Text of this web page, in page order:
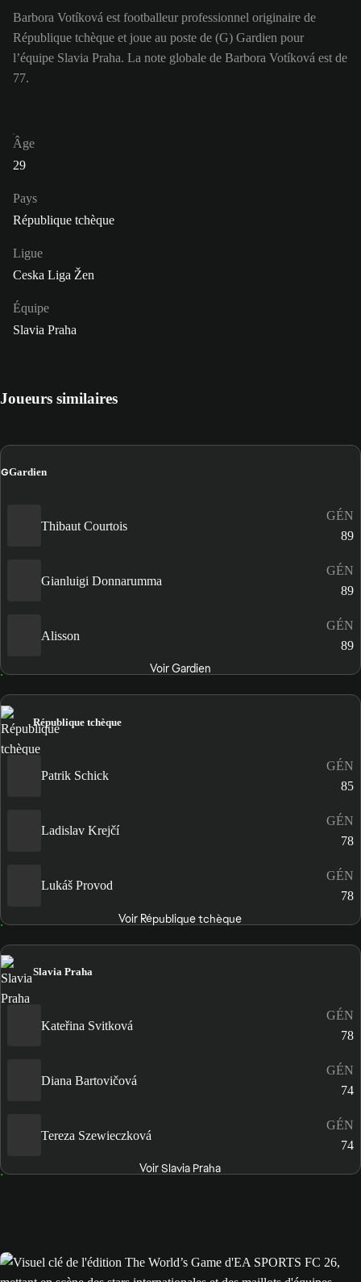
Barbora Votíková est footballeur professionnel originaire de
République tchèque et joue au poste de (G) Gardien pour
l’équipe Slavia Praha. La note globale de Barbora Votíková est de
77.
Âge
29
Pays
République tchèque
Ligue
Ceska Liga Žen
Équipe
Slavia Praha
Joueurs similaires
GGardien
Thibaut Courtois
GÉN
89
Gianluigi Donnarumma
GÉN
89
Alisson
GÉN
89
Voir Gardien
République tchèque
Patrik Schick
GÉN
85
Ladislav Krejčí
GÉN
78
Lukáš Provod
GÉN
78
Voir République tchèque
Slavia Praha
Kateřina Svitková
GÉN
78
Diana Bartovičová
GÉN
74
Tereza Szewieczková
GÉN
74
Voir Slavia Praha